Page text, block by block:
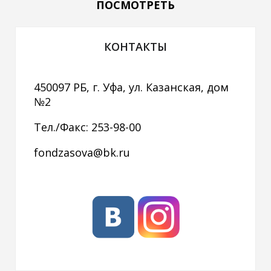
ПОСМОТРЕТЬ
КОНТАКТЫ
450097 РБ, г. Уфа, ул. Казанская, дом
№2
Тел./Факс: 253-98-00
fondzasova@bk.ru